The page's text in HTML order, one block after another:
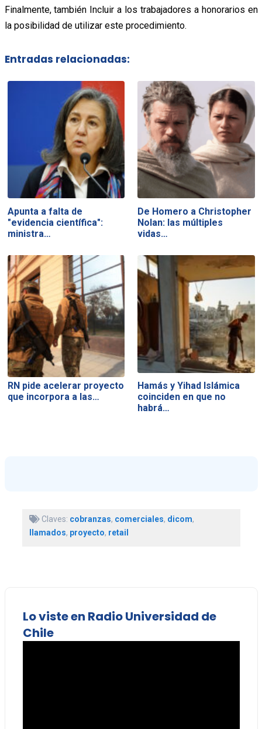
Finalmente, también Incluir a los trabajadores a honorarios en
la posibilidad de utilizar este procedimiento.
Entradas relacionadas:
Apunta a falta de
"evidencia científica":
ministra…
De Homero a Christopher
Nolan: las múltiples
vidas…
RN pide acelerar proyecto
que incorpora a las…
Hamás y Yihad Islámica
coinciden en que no
habrá…
Claves: cobranzas, comerciales, dicom,
llamados, proyecto, retail
Lo viste en Radio Universidad de
Chile